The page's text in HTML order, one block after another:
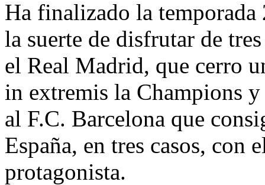
Ha finalizado la
la suerte de disfrutar de
el Real Madrid, que cerro
in extremis la Champions
al F.C. Barcelona que
España, en tres casos,
protagonista.